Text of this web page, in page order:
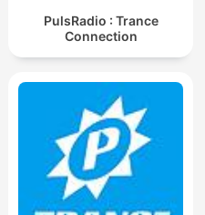
PulsRadio : Trance
Connection